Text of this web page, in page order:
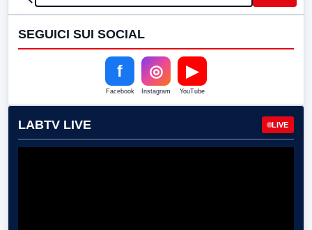
SEGUICI SUI SOCIAL
f
Facebook
◎
Instagram
▶
YouTube
LABTV LIVE LIVE